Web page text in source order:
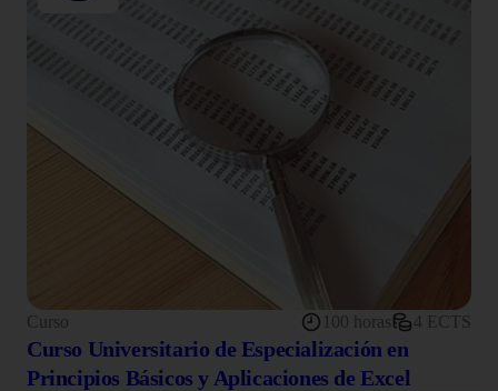
Curso 100 horas 4 ECTS
Curso Universitario de Especialización en
Principios Básicos y Aplicaciones de Excel